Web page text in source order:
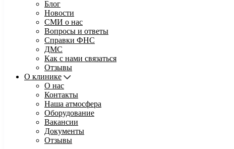
Блог
Новости
СМИ о нас
Вопросы и ответы
Справки ФНС
ДМС
Как с нами связаться
Отзывы
О клинике
О нас
Контакты
Наша атмосфера
Оборудование
Вакансии
Документы
Отзывы